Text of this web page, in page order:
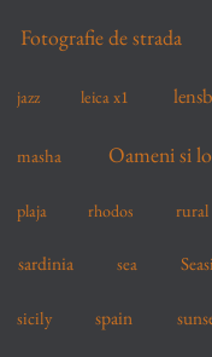
Fotografie de strada
jazz leica x1
masha Oameni si
plaja rhodos rural
sardinia sea
sicily spain